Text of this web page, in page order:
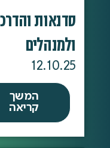
סדנאות
ולמנהלים
12.10.25
המשך
קריאה